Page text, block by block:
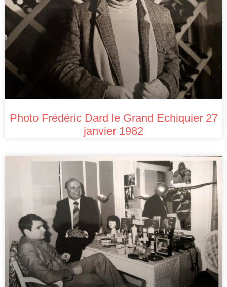
Photo Frédéric Dard le Grand Echiquier 27
janvier 1982